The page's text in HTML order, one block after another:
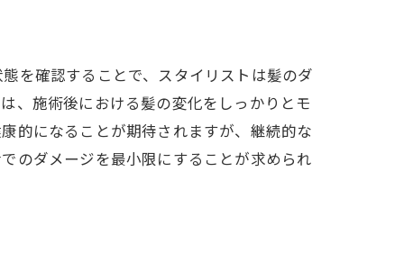
を確認することで、スタイリストは髪のダ
、施術後における髪の変化をしっかりとモ
的になることが期待されますが、継続的な
のダメージを最小限にすることが求められ